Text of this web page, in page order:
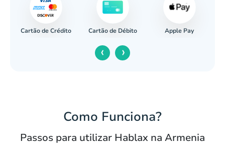
Cartão de Crédito Cartão de Débito Apple Pay
‹ ›
Como Funciona?
Passos para utilizar Hablax na Armenia